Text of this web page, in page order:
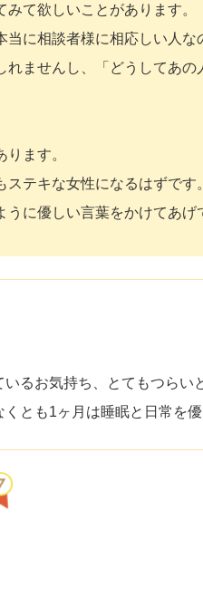
て欲しいことがあります。
に相談者様に相応しい人な
れませんし、「どうしてあ
ます。
テキな女性になるはずです。
に優しい言葉をかけてあげ
るお気持ち、とてもつら
とも1ヶ月は睡眠と日常を